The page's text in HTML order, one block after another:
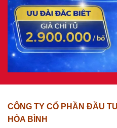
CÔNG TY CỔ PHẦN ĐẦU
HÒA BÌNH